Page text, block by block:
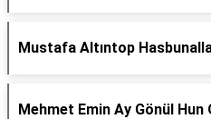
Mustafa Altıntop
Mehmet Emin Ay Gönül Hun